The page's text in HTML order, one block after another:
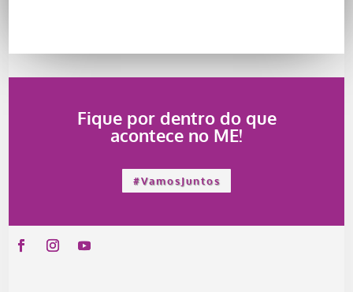
Fique por dentro do que
acontece no ME!
#VamosJuntos